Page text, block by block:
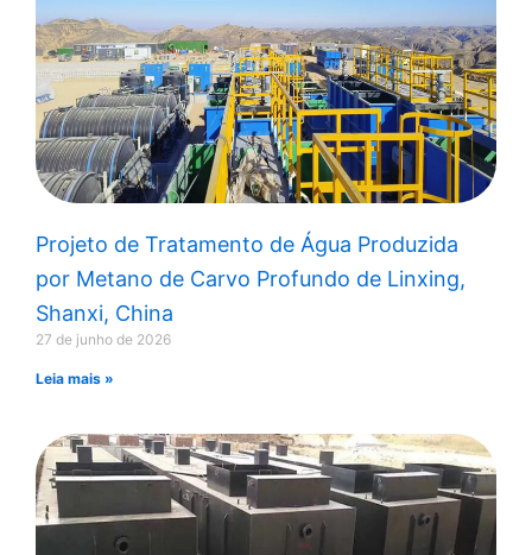
Projeto de Tratamento de Água Produzida
por Metano de Carvo Profundo de Linxing,
Shanxi, China
27 de junho de 2026
Leia mais »